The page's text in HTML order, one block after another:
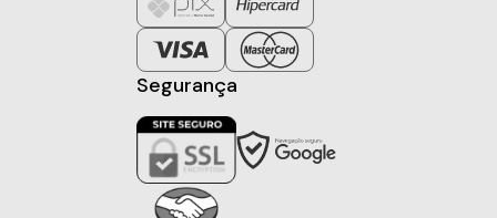
Segurança